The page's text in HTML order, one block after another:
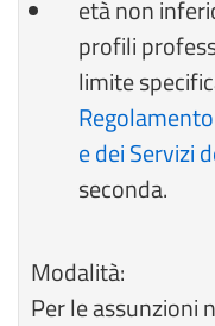
età non
profili
limite
e dei Servizi
seconda.
Modalità:
Per le assunzioni